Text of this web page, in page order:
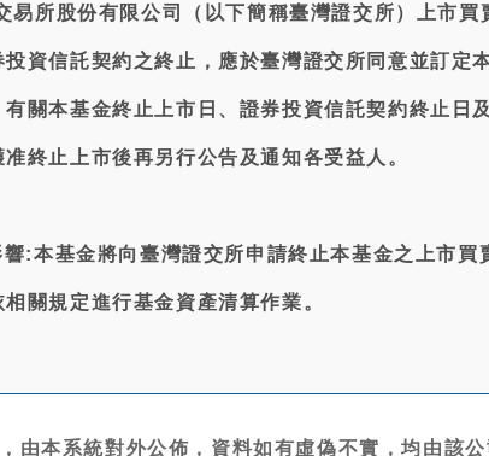
易所股份有限公司（以下簡稱臺灣證交所）上市買
資信託契約之終止，應於臺灣證交所同意並訂定
關本基金終止上市日、證券投資信託契約終止日
終止上市後再另行公告及通知各受益人。
:本基金將向臺灣證交所申請終止本基金之上市買
關規定進行基金資產清算作業。
由本系統對外公佈，資料如有虛偽不實，均由該